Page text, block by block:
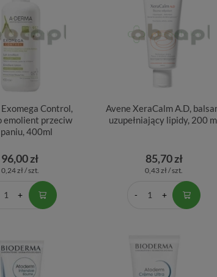
Control,
emolient przeciw
400ml
96,00 zł
0,24 zł / szt.
Avene XeraCalm A.D,
uzupełniający lipidy, 200
85,70 zł
0,43 zł / szt.